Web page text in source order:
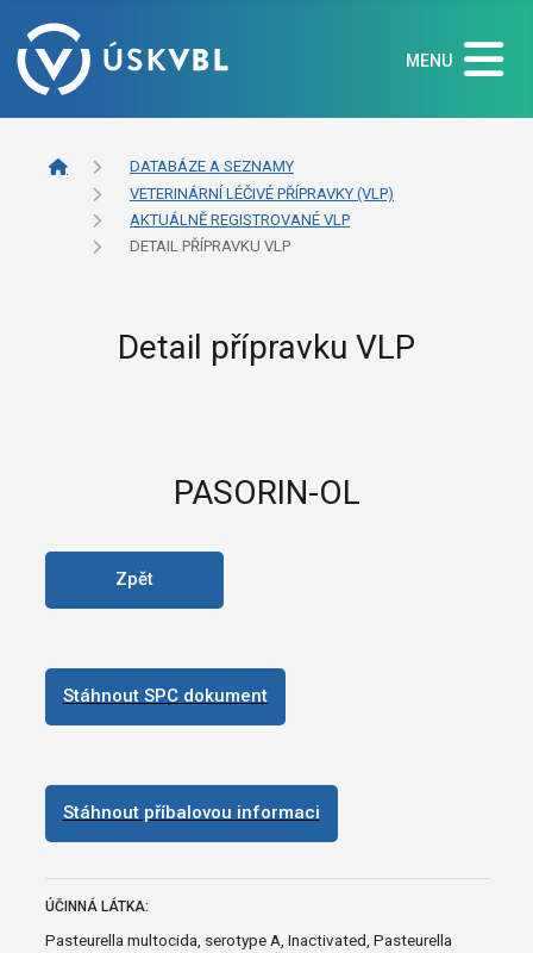
MENU
DATABÁZE A SEZNAMY
VETERINÁRNÍ LÉČIVÉ PŘÍPRAVKY (VLP)
AKTUÁLNĚ REGISTROVANÉ VLP
DETAIL PŘÍPRAVKU VLP
Detail přípravku VLP
PASORIN-OL
Zpět
Stáhnout SPC dokument
Stáhnout příbalovou informaci
ÚČINNÁ LÁTKA:
Pasteurella multocida, serotype A, Inactivated, Pasteurella